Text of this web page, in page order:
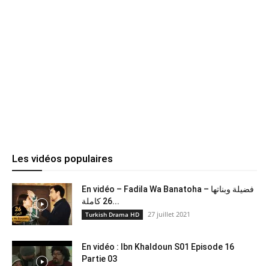
Les vidéos populaires
En vidéo – Fadila Wa Banatoha – فضيلة وبناتها
26 كاملة...
Turkish Drama HD 27 juillet 2021
En vidéo : Ibn Khaldoun S01 Episode 16
Partie 03